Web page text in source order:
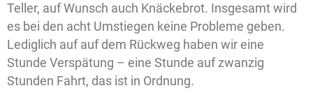
Teller, auf Wunsch auch Knäckebrot. Insgesamt wird
es bei den acht Umstiegen keine Probleme geben.
Lediglich auf auf dem Rückweg haben wir eine
Stunde Verspätung – eine Stunde auf zwanzig
Stunden Fahrt, das ist in Ordnung.